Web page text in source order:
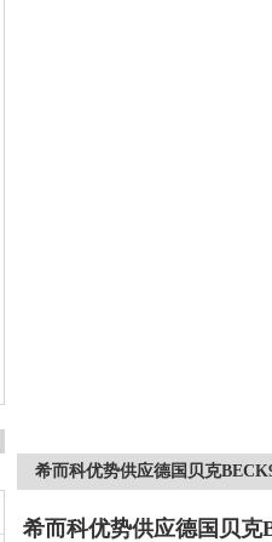
希而科优势供应德国贝克
希而科优势供应德国贝